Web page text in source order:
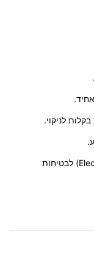
לניקוי.
(Electronic Child Lock) לבטיחות